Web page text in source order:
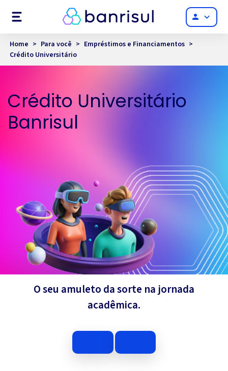
Menu person
Home > Para você > Empréstimos e Financiamentos >
Crédito Universitário
Crédito Universitário
Banrisul
O seu amuleto da sorte na jornada
acadêmica.